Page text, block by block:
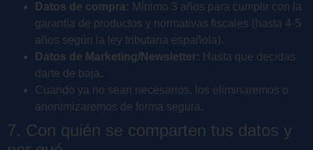
Datos de compra: Mínimo 3 años para cumplir con la
garantía de productos y normativas fiscales (hasta 4-5
años según la ley tributaria española).
Datos de Marketing/Newsletter: Hasta que decidas
darte de baja.
Cuando ya no sean necesarios, los eliminaremos o
anonimizaremos de forma segura.
7. Con quién se comparten tus datos y